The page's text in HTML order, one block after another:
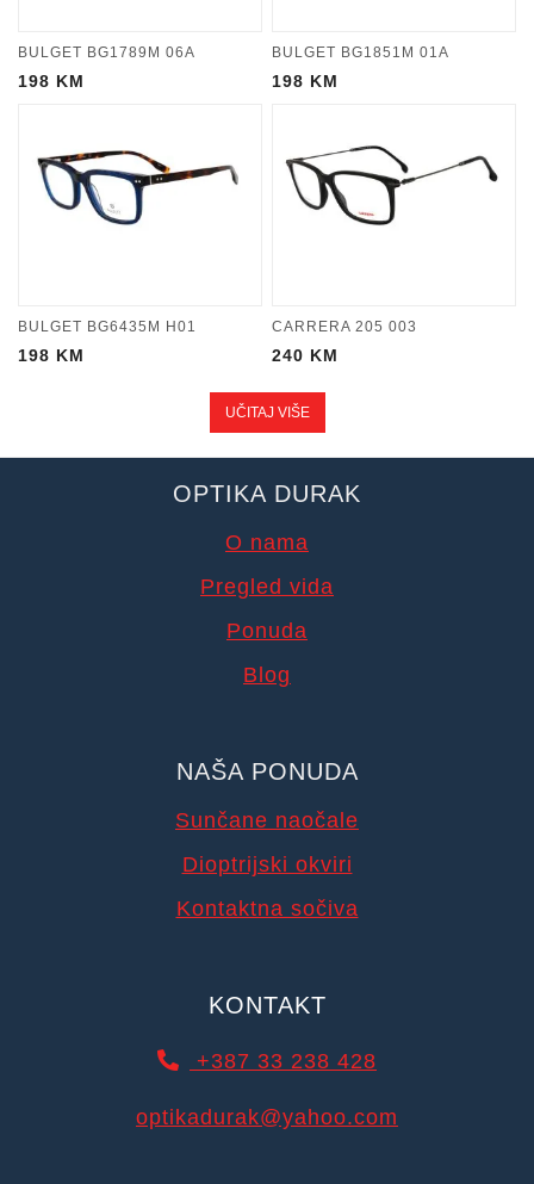
BULGET BG1789M 06A
198 KM
BULGET BG1851M 01A
198 KM
BULGET BG6435M H01
198 KM
CARRERA 205 003
240 KM
UČITAJ VIŠE
OPTIKA DURAK
O nama
Pregled vida
Ponuda
Blog
NAŠA PONUDA
Sunčane naočale
Dioptrijski okviri
Kontaktna sočiva
KONTAKT
+387 33 238 428
optikadurak@yahoo.com